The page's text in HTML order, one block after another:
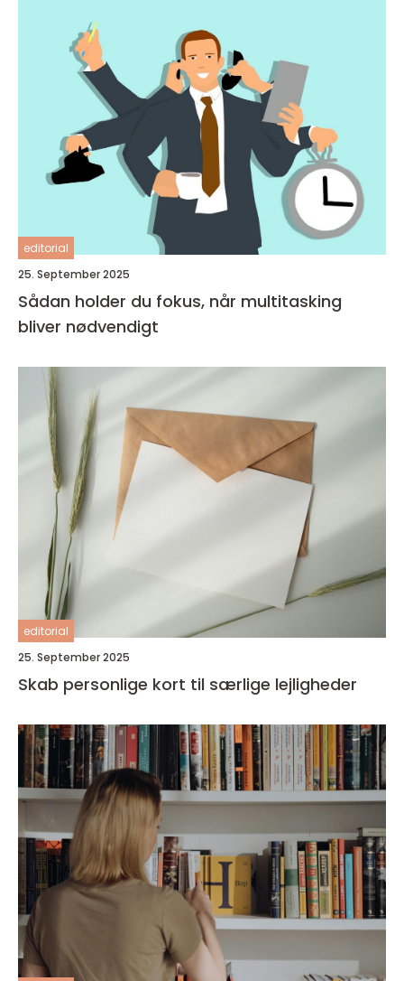
editorial
25. September 2025
Sådan holder du fokus, når multitasking
bliver nødvendigt
editorial
25. September 2025
Skab personlige kort til særlige lejligheder